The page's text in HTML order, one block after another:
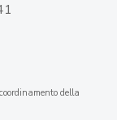
della